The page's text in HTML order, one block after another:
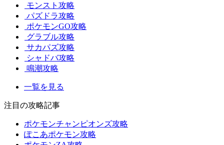
モンスト攻略
パズドラ攻略
ポケモンGO攻略
グラブル攻略
サカパズ攻略
シャドバ攻略
鳴潮攻略
一覧を見る
注目の攻略記事
ポケモンチャンピオンズ攻略
ぽこあポケモン攻略